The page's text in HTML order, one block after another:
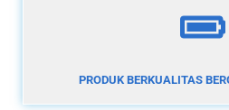
PRODUK BERKUALITAS